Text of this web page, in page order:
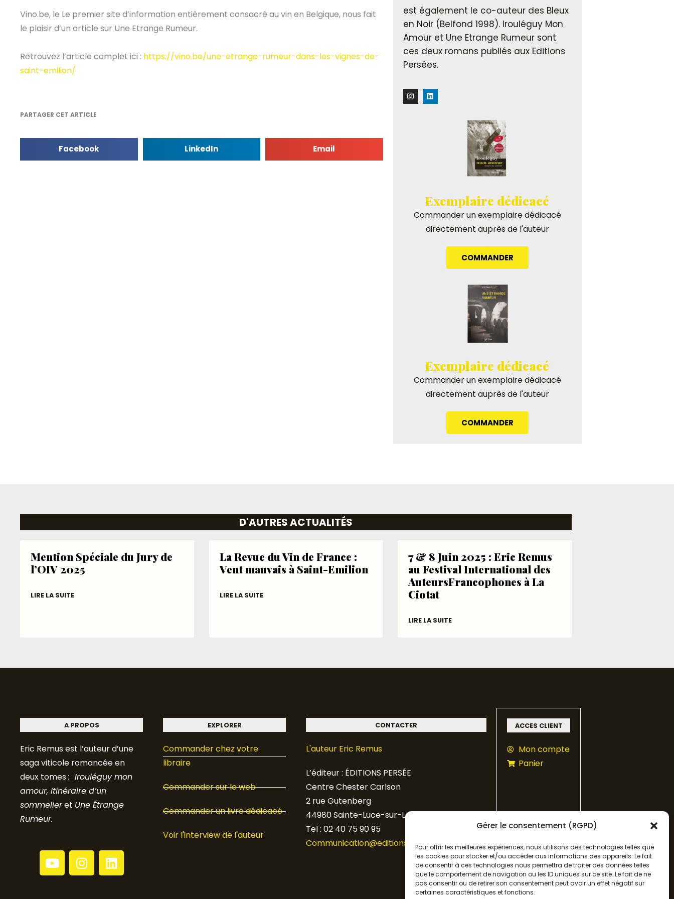
Gérer le consentement (RGPD)
Pour offrir les meilleures expériences, nous utilisons des technologies telles que
les cookies pour stocker et/ou accéder aux informations des appareils. Le fait
de consentir à ces technologies nous permettra de traiter des données telles
que le comportement de navigation ou les ID uniques sur ce site. Le fait de ne
pas consentir ou de retirer son consentement peut avoir un effet négatif sur
certaines caractéristiques et fonctions.
Vino.be, le Le premier site d’information entièrement consacré au vin en Belgique, nous fait
le plaisir d’un article sur Une Etrange Rumeur.
Retrouvez l’article complet ici : https://vino.be/une-etrange-rumeur-dans-les-vignes-de-
saint-emilion/
PARTAGER CET ARTICLE
Facebook LinkedIn Email
est également le co-auteur des Bleux
en Noir (Belfond 1998). Irouléguy Mon
Amour et Une Etrange Rumeur sont
ces deux romans publiés aux Editions
Persées.
I
n
s
L
i
n
Exemplaire dédicacé
Commander un exemplaire dédicacé
directement auprès de l'auteur
COMMANDER
Exemplaire dédicacé
Commander un exemplaire dédicacé
directement auprès de l'auteur
COMMANDER
D'AUTRES ACTUALITÉS
Mention Spéciale du Jury de
l’OIV 2025
LIRE LA SUITE
La Revue du Vin de France :
Vent mauvais à Saint-Emilion
LIRE LA SUITE
7 & 8 Juin 2025 : Eric Remus
au Festival International des
AuteursFrancophones à La
Ciotat
LIRE LA SUITE
A PROPOS
Eric Remus est l’auteur d’une
saga viticole romancée en
deux tomes: Irouléguy mon
amour, Itinéraire d’un
sommelieret Une Étrange
Rumeur.
Y
o
u
I
n
s
L
i
n
EXPLORER
Commander chez votre
libraire
Commander sur le web
Commander un livre dédicacé
Voir l'interview de l'auteur
CONTACTER
L'auteur Eric Remus
L’éditeur : ÉDITIONS PERSÉE
Centre Chester Carlson
2 rue Gutenberg
44980 Sainte-Luce-sur-Loire
Tel : 02 40 75 90 95
Communication@editions-persee.fr
ACCES CLIENT
Mon compte
Panier